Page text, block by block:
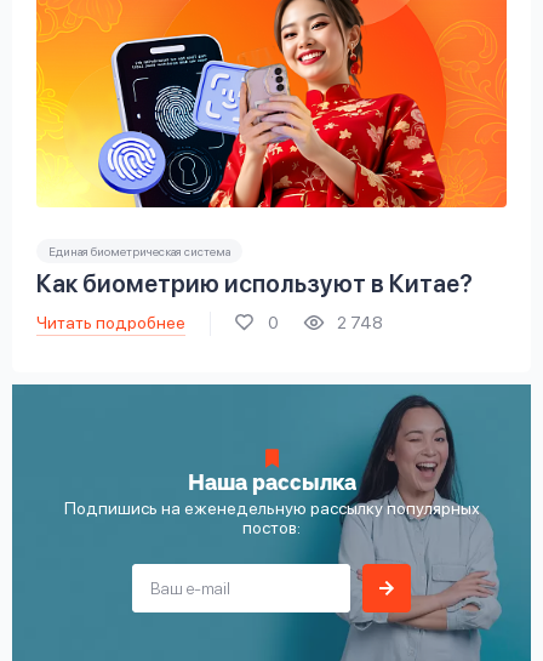
Единая биометрическая система
Как биометрию используют в Китае?
Читать подробнее 0 2 748
Наша рассылка
Подпишись на еженедельную рассылку популярных
постов: